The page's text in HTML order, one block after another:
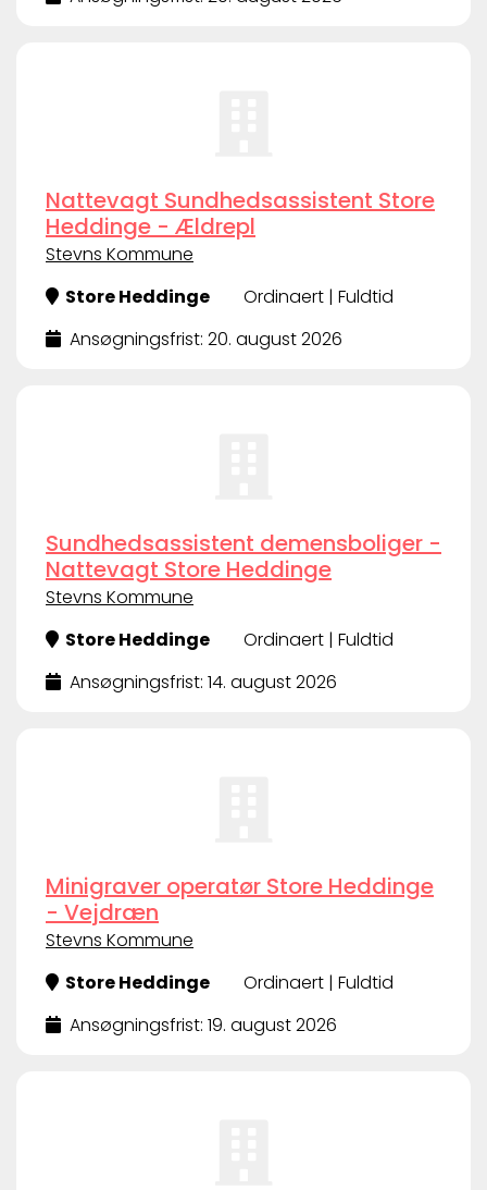
Nattevagt Sundhedsassistent Store
Heddinge - Ældrepl
Stevns Kommune
Store Heddinge
Ordinaert | Fuldtid
Ansøgningsfrist: 20. august 2026
Sundhedsassistent demensboliger -
Nattevagt Store Heddinge
Stevns Kommune
Store Heddinge
Ordinaert | Fuldtid
Ansøgningsfrist: 14. august 2026
Minigraver operatør Store Heddinge
- Vejdræn
Stevns Kommune
Store Heddinge
Ordinaert | Fuldtid
Ansøgningsfrist: 19. august 2026